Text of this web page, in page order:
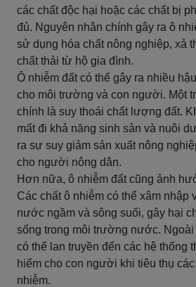
các chất độc hại hoặc các chất bị
đủ. Nguyên nhân chính gây ra ô
sử dụng hóa chất nông nghiệp, xả
chất thải từ hộ gia đình.
Ô nhiễm đất có thể gây ra nhiều
cho môi trường và con người. Một
chính là suy thoái chất lượng đất.
mất đi khả năng sinh sản và nuôi
ra sự suy giảm sản xuất nông
cho người nông dân.
Hơn nữa, ô nhiễm đất cũng ảnh
Các chất ô nhiễm có thể xâm nhập
nước ngầm và sông suối, gây hại
sống trong môi trường nước. Ngoài
có thể lan truyền đến các hệ thống
hiểm cho con người khi tiêu thụ
nhiễm.